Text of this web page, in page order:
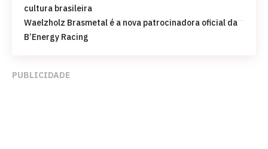
cultura brasileira
Waelzholz Brasmetal é a nova patrocinadora oficial da
B’Energy Racing
PUBLICIDADE